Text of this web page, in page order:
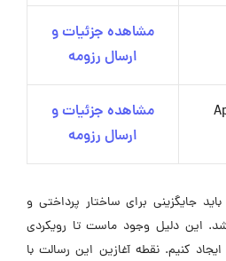
مشاهده جزئیات و
ارسال رزومه
مشاهده جزئیات و
ارسال رزومه
جایگزینی برای ساختار پرداختی و
این دلیل وجود ماست تا رویکردی
کنیم. نقطه آغازین این رسالت با